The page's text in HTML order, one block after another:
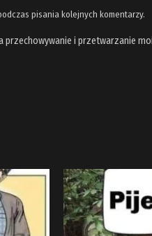
pisania kolejnych komentarzy.
i przetwarzanie